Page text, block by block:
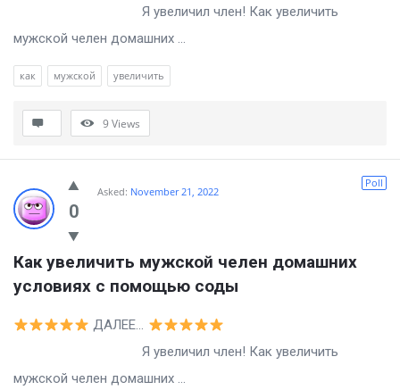
Я увеличил член! Как увеличить
мужской челен домашних ...
как мужской увеличить
9Views
0
Poll
Asked: November 21, 2022
Как увеличить мужской челен домашних
условиях с помощью соды
ДАЛЕЕ…
Я увеличил член! Как увеличить
мужской челен домашних ...